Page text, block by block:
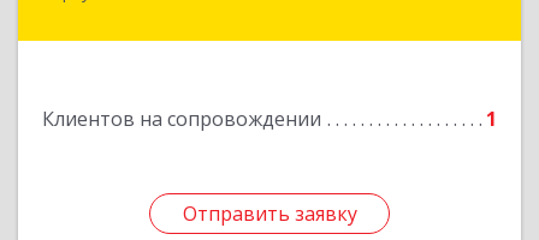
Клиентов на сопровождении 1
Отправить заявку
Отправить заявку